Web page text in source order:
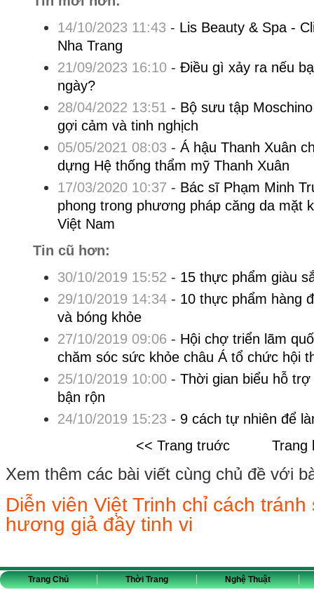
14/10/2023 11:43 - Lis Beauty & Spa -
Nha Trang
21/09/2023 16:10- Điều gì xảy ra nếu
ngày?
28/04/2022 13:51 - Bộ sưu tập
gợi cảm và tinh nghịch
05/05/2021 08:03 - Á hậu Thanh Xuân
dựng Hệ thống thẩm mỹ Thanh Xuân
17/03/2020 10:37 - Bác sĩ Phạm Minh
phong trong phương pháp căng da mặt
Việt Nam
Tin cũ hơn:
30/10/2019 15:52 - 15 thực phẩm giàu
29/10/2019 14:34- 10 thực phẩm hàng
và bóng khỏe
27/10/2019 09:06 - Hội chợ triển lãm
chăm sóc sức khỏe châu Á tổ chức hội
25/10/2019 10:00- Thời gian biểu hỗ
bận rộn
24/10/2019 15:23 - 9 cách tự nhiên để
<< Trang truớc
Trang
Xem thêm các bài viết cùng chủ đề với
Diễn viên Việt Trinh chỉ cách
hương giả đầy tinh vi
Trang Chủ Thời Trang Nghệ Thuật